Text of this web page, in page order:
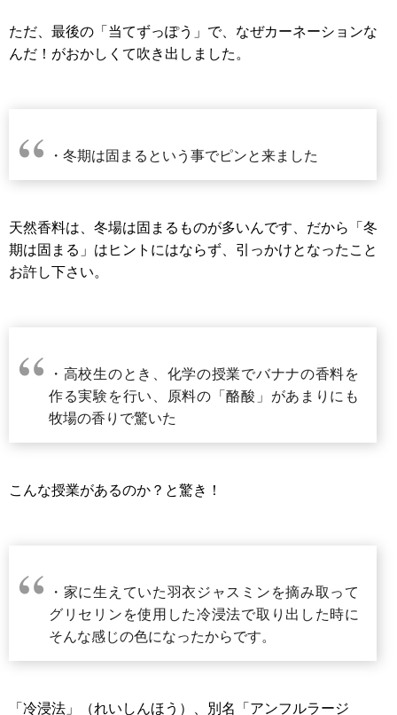
ただ、最後の「当てずっぽう」で、なぜカーネーションな
んだ！がおかしくて吹き出しました。
・冬期は固まるという事でピンと来ました
天然香料は、冬場は固まるものが多いんです、だから「冬
期は固まる」はヒントにはならず、引っかけとなったこと
お許し下さい。
・高校生のとき、化学の授業でバナナの香料を
作る実験を行い、原料の「酪酸」があまりにも
牧場の香りで驚いた
こんな授業があるのか？と驚き！
・家に生えていた羽衣ジャスミンを摘み取って
グリセリンを使用した冷浸法で取り出した時に
そんな感じの色になったからです。
「冷浸法」（れいしんほう）、別名「アンフルラージ